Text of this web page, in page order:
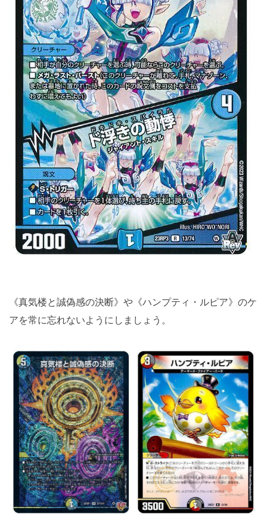
《真気楼と誠偽感の決断》や《ハンプティ・ルピア》のケ
アを常に忘れないようにしましょう。